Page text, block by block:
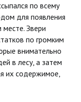
по всему
для появления
Звери
по громким
внимательно
в лесу, а затем
их содержимое,